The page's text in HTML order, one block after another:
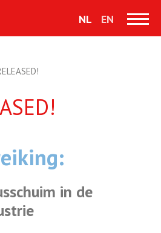
NL EN
in de